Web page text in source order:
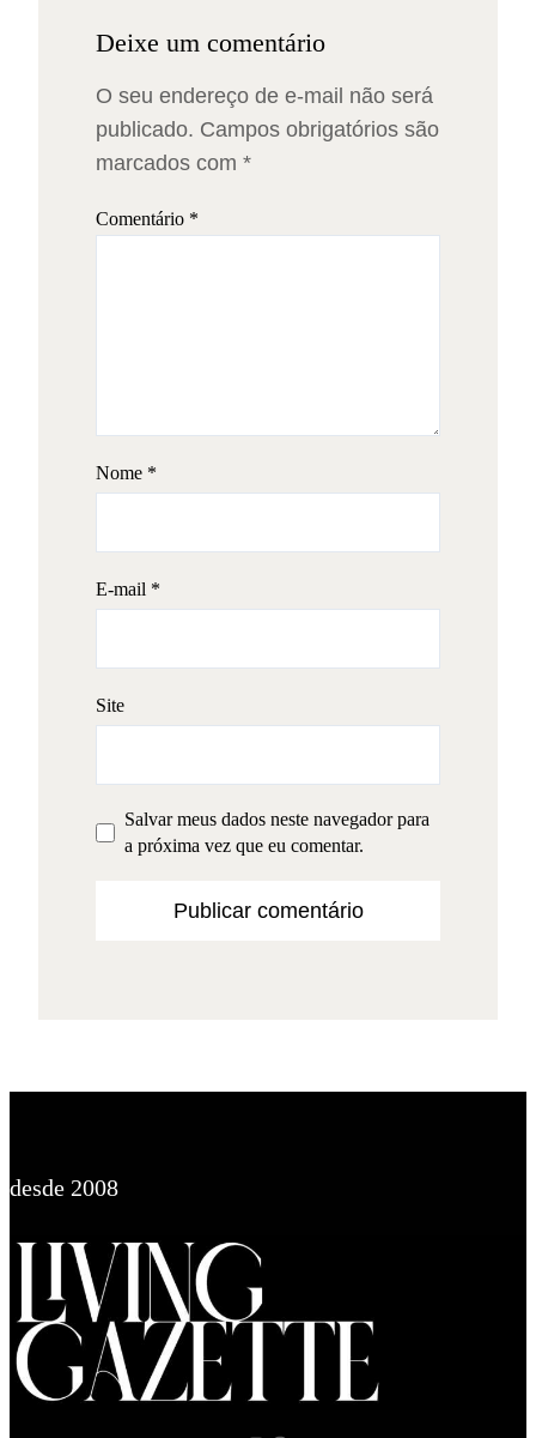
Deixe um comentário
O seu endereço de e-mail não será
publicado. Campos obrigatórios são
marcados com *
Comentário *
Nome *
E-mail *
Site
Salvar meus dados neste navegador para
a próxima vez que eu comentar.
desde 2008